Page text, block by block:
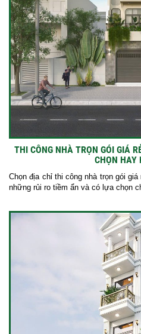
THI CÔNG NHÀ TRỌN GÓI GIÁ
CHỌN HAY
Chọn địa chỉ thi công nhà trọn gói
những rủi ro tiềm ẩn và có lựa chọn